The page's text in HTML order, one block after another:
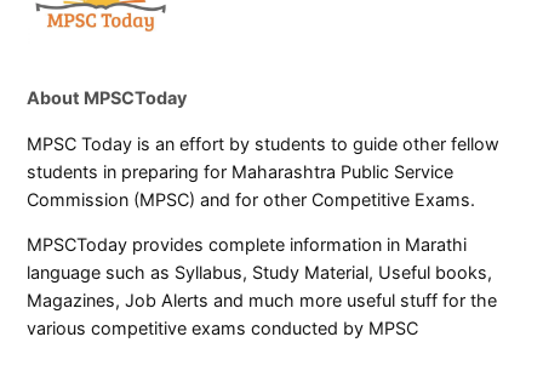
About MPSCToday
MPSC Today is an effort by students to guide other fellow
students in preparing for Maharashtra Public Service
Commission (MPSC) and for other Competitive Exams.
MPSCToday provides complete information in Marathi
language such as Syllabus, Study Material, Useful books,
Magazines, Job Alerts and much more useful stuff for the
various competitive exams conducted by MPSC